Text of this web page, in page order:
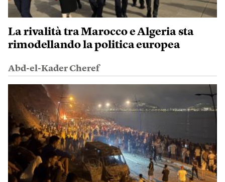
La rivalità tra Marocco e Algeria sta
rimodellando la politica europea
Abd-el-Kader Cheref